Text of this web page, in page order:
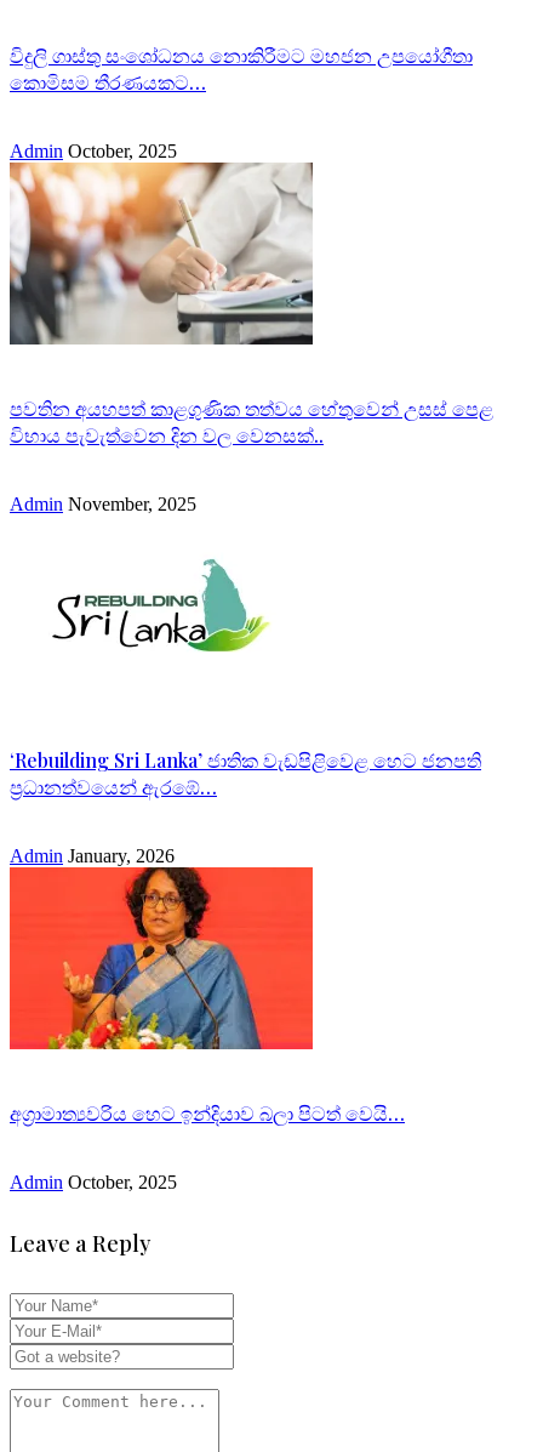
විදුලි ගාස්තු සංශෝධනය නොකිරීමට මහජන උපයෝගීතා
කොමිසම තීරණයකට…
Admin October, 2025
පවතින අයහපත් කාළගුණික තත්වය හේතුවෙන් උසස් පෙළ
විභාය පැවැත්වෙන දින වල වෙනසක්..
Admin November, 2025
‘Rebuilding Sri Lanka’ ජාතික වැඩපිළිවෙළ හෙට ජනපති
ප්‍රධානත්වයෙන් ඇරඹේ…
Admin January, 2026
අග්‍රාමාත්‍යවරිය හෙට ඉන්දියාව බලා පිටත් වෙයි…
Admin October, 2025
Leave a Reply